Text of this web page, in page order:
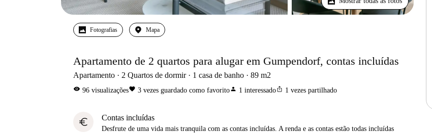
Fotografias Mapa
Apartamento de 2 quartos para alugar em Gumpendorf, contas incluídas
Apartamento 2 Quartos de dormir 1 casa de banho 89 m2
visibility 96 visualizaçõesfavorite 3 vezes guardado como favoritoperson 1 interessadoios_share 1 vezes partilhado
euro Contas incluídas
Desfrute de uma vida mais tranquila com as contas incluídas. A renda e as contas estão todas incluídas